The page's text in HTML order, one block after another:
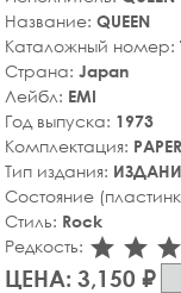
Название: QUEEN
Каталожный номер:
Страна: Japan
Лейбл: EMI
Год выпуска: 1973
Комплектация:
Тип издания:
Состояние
Стиль: Rock
Редкость:
ЦЕНА: 3,150 ₽